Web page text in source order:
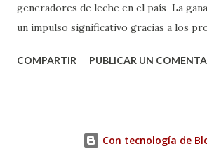
generadores de leche en el país La
un impulso significativo gracias a los
muestra de su respaldo firme y decidido
compromiso de trabajar de la mano con
COMPARTIR PUBLICAR UN
Con tecnología de